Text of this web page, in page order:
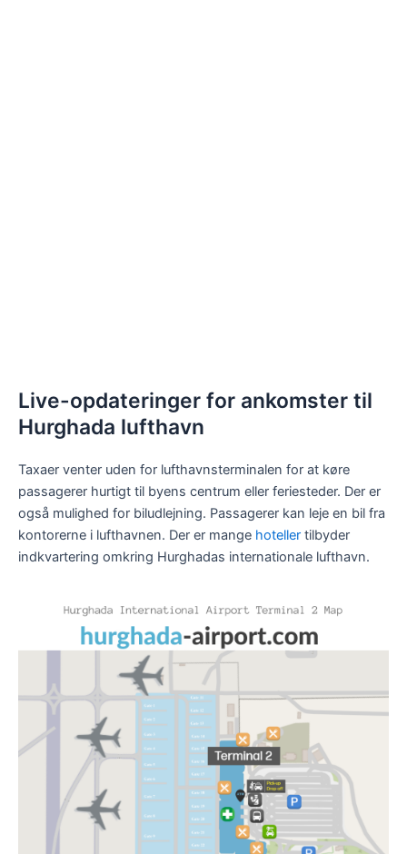
Live-opdateringer for ankomster til
Hurghada lufthavn
Taxaer venter uden for lufthavnsterminalen for at køre
passagerer hurtigt til byens centrum eller feriesteder. Der er
også mulighed for biludlejning. Passagerer kan leje en bil fra
kontorerne i lufthavnen. Der er mange hoteller tilbyder
indkvartering omkring Hurghadas internationale lufthavn.